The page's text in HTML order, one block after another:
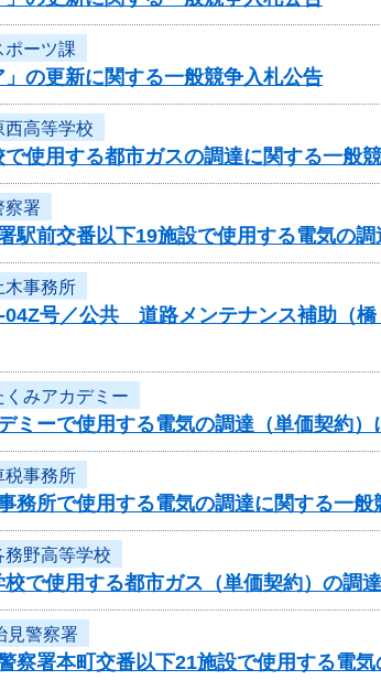
ポーツ課
」の更新に関する一般競争入札公告
西高等学校
使用する都市ガスの調達に関する一般
察署
駅前交番以下19施設で使用する電気の
木事務所
04Z号／公共 道路メンテナンス補助（
くみアカデミー
ミーで使用する電気の調達（単価契約
税事務所
務所で使用する電気の調達に関する一般
務野高等学校
で使用する都市ガス（単価契約）の調
見警察署
署本町交番以下21施設で使用する電